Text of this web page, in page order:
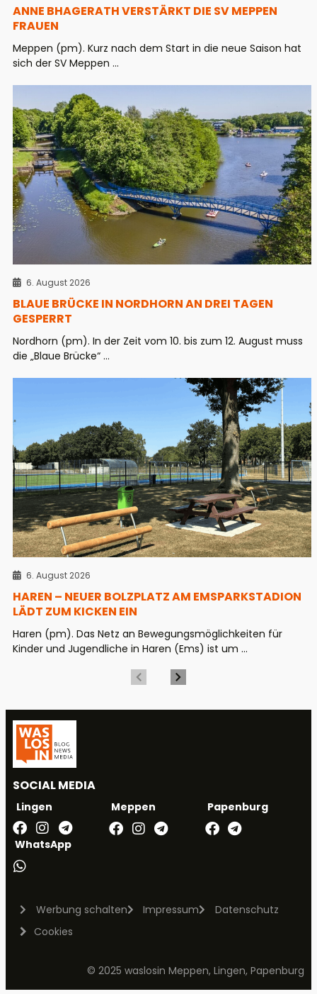
ANNE BHAGERATH VERSTÄRKT DIE SV MEPPEN
FRAUEN
Meppen (pm). Kurz nach dem Start in die neue Saison hat
sich der SV Meppen ...
6. August 2026
BLAUE BRÜCKE IN NORDHORN AN DREI TAGEN
GESPERRT
Nordhorn (pm). In der Zeit vom 10. bis zum 12. August muss
die „Blaue Brücke“ ...
6. August 2026
HAREN – NEUER BOLZPLATZ AM EMSPARKSTADION
LÄDT ZUM KICKEN EIN
Haren (pm). Das Netz an Bewegungsmöglichkeiten für
Kinder und Jugendliche in Haren (Ems) ist um ...
SOCIAL MEDIA
Lingen Meppen Papenburg
WhatsApp
Werbung schalten Impressum
Datenschutz
Cookies
© 2025 waslosin Meppen, Lingen, Papenburg